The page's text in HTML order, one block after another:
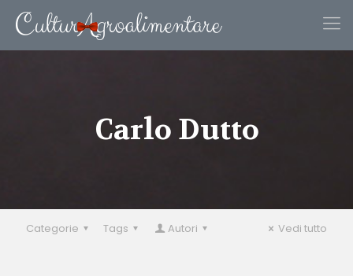
Carlo Dutto
Categorie Tags Autori Vedi tutto